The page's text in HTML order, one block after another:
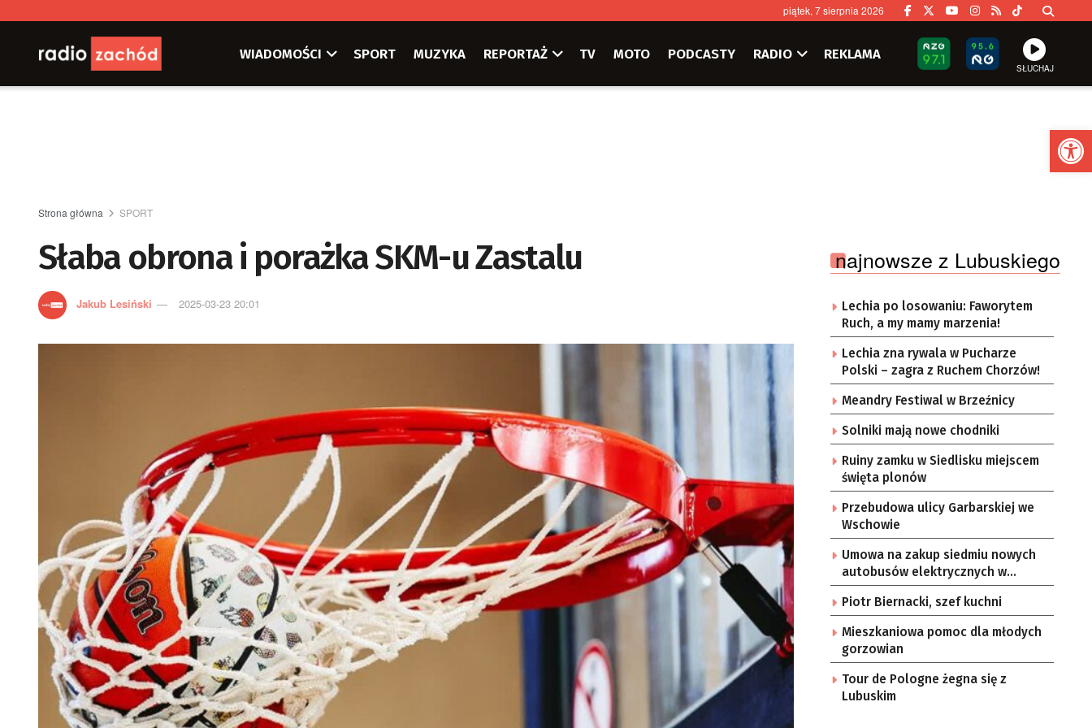
piątek, 7 sierpnia 2026
WIADOMOŚCI SPORT MUZYKA REPORTAŻ TV MOTO PODCASTY RADIO REKLAMA
SŁUCHAJ
Strona główna SPORT
Słaba obrona i porażka SKM-u Zastalu
Jakub Lesiński 2025-03-23 20:01
najnowsze z Lubuskiego
Lechia po losowaniu: Faworytem
Ruch, a my mamy marzenia!
Lechia zna rywala w Pucharze
Polski – zagra z Ruchem Chorzów!
Meandry Festiwal w Brzeźnicy
Solniki mają nowe chodniki
Ruiny zamku w Siedlisku miejscem
święta plonów
Przebudowa ulicy Garbarskiej we
Wschowie
Umowa na zakup siedmiu nowych
autobusów elektrycznych w
Zielonej Górze
Piotr Biernacki, szef kuchni
Mieszkaniowa pomoc dla młodych
gorzowian
Tour de Pologne żegna się z
Lubuskim